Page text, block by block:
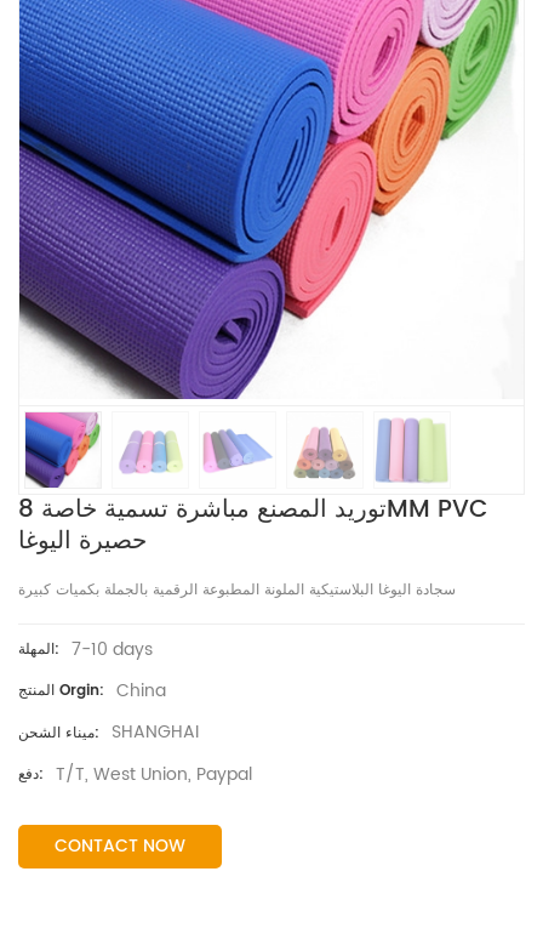
توريد المصنع مباشرة تسمية خاصة 8MM PVC
حصيرة اليوغا
سجادة اليوغا البلاستيكية الملونة المطبوعة الرقمية بالجملة بكميات كبيرة
المهلة: 7-10 days
المنتج Orgin: China
ميناء الشحن: SHANGHAI
دفع: T/T, West Union, Paypal
CONTACT NOW